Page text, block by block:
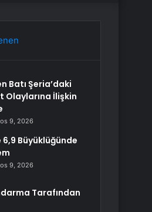
Batı Şeria’daki
Olaylarına İlişkin
9, 2026
6,9 Büyüklüğünde
9, 2026
Tarafından